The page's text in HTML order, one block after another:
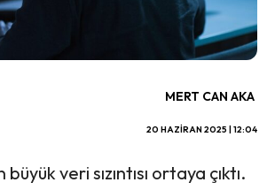
MERT CAN AKA
20 HAZIRAN 2025 | 12:04
büyük veri sızıntısı ortaya çıktı.